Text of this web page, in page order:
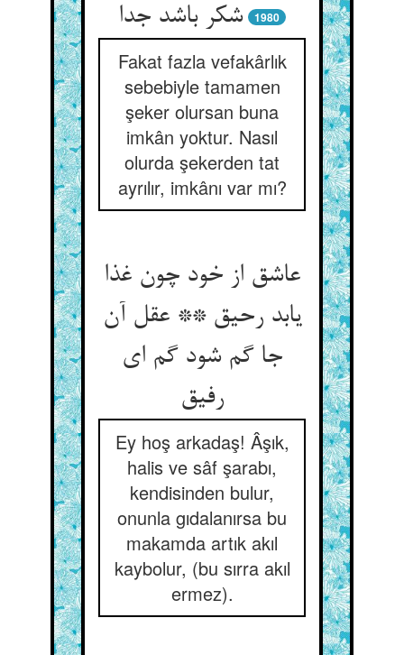
شکر باشد جدا 1980
Fakat fazla vefakârlık
sebebiyle tamamen
şeker olursan buna
imkân yoktur. Nasıl
olurda şekerden tat
ayrılır, imkânı var mı?
عاشق از خود چون غذا
یابد رحیق ** عقل آن
جا گم شود گم ای
Ey hoş arkadaş! Âşık,
halis ve sâf şarabı,
kendisinden bulur,
onunla gıdalanırsa bu
makamda artık akıl
kaybolur, (bu sırra akıl
ermez).